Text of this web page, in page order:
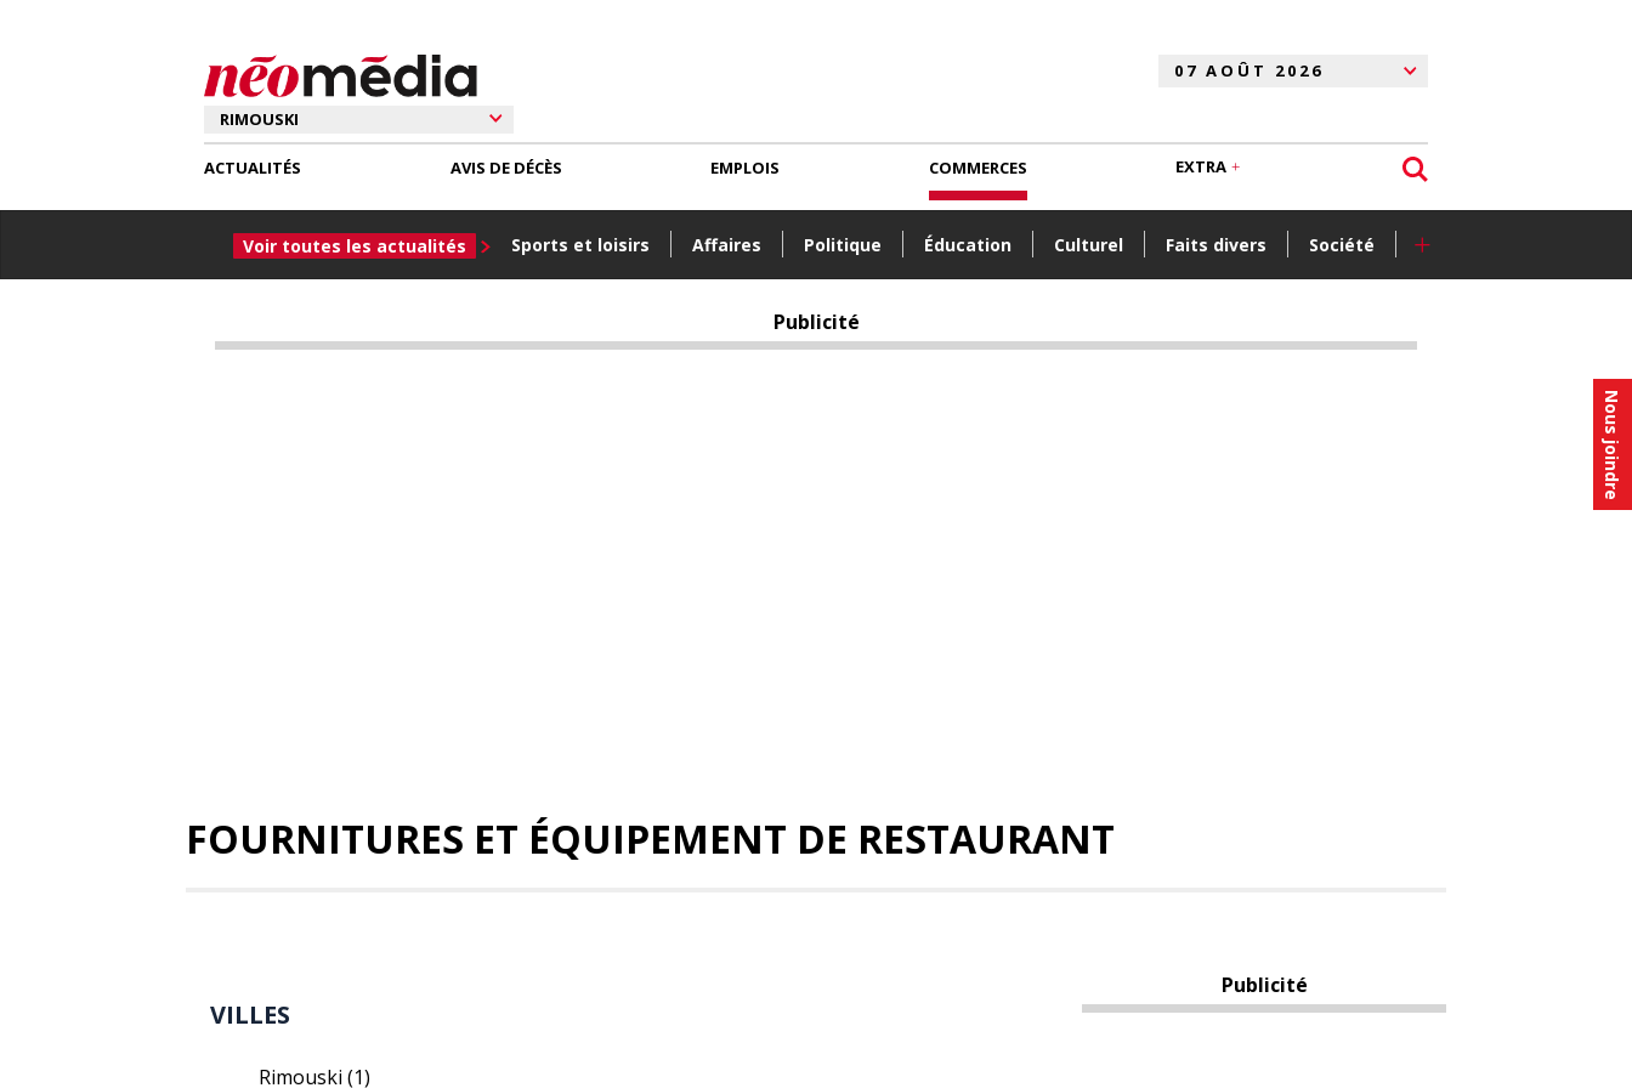
Nous joindre
ACTUALITÉS
Voir toutes les actualités Sports et loisirs Affaires Politique Éducation Culturel Faits divers Société +
AVIS DE DÉCÈS EMPLOIS COMMERCES EXTRA
Publicité
FOURNITURES ET ÉQUIPEMENT DE RESTAURANT
VILLES
Rimouski (1)
Publicité